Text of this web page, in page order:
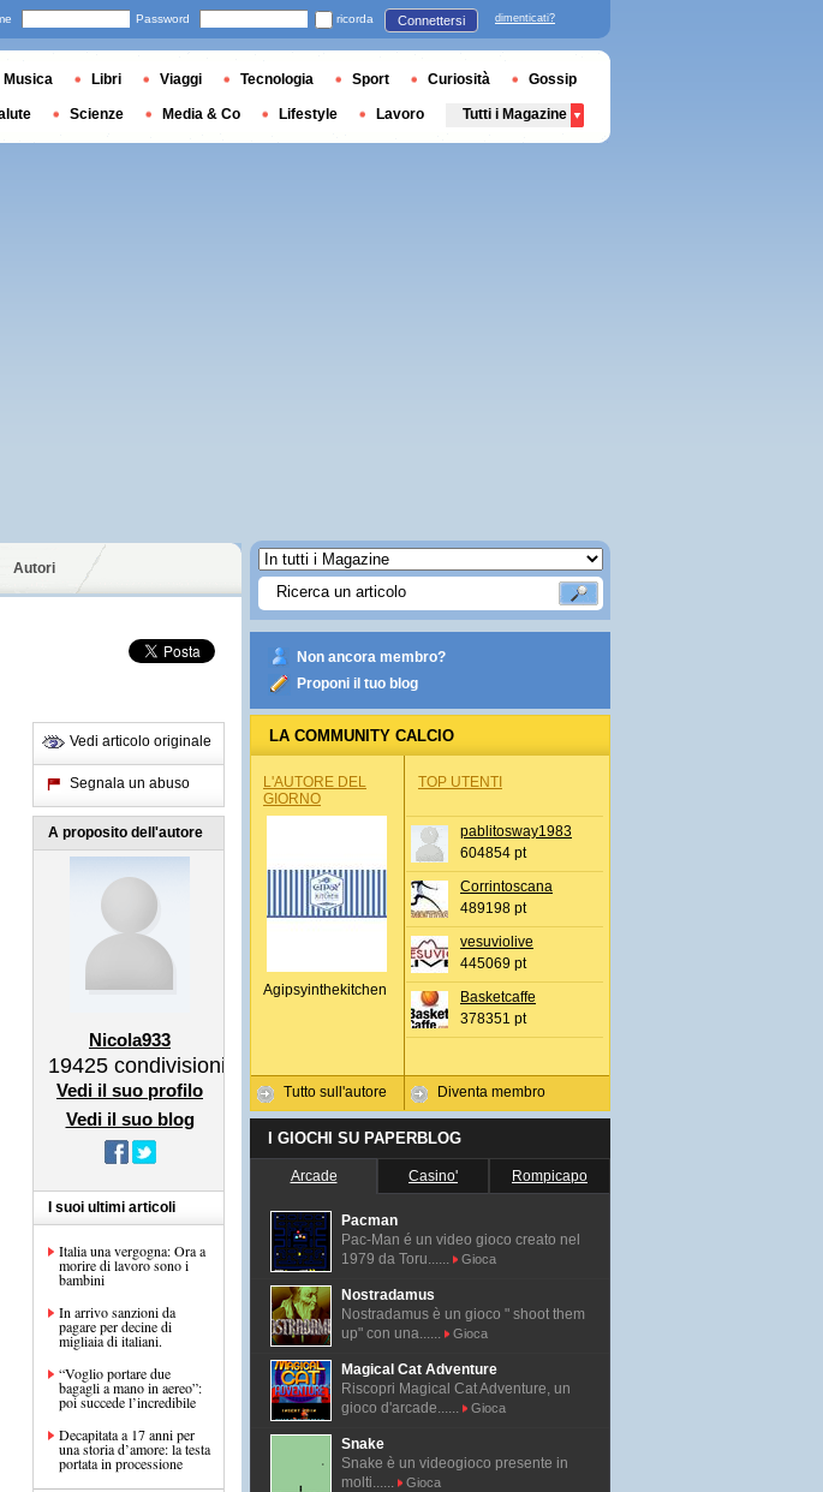
Autori
Vedi articolo originale
Segnala un abuso
A proposito dell'autore
Nicola933
19425 condivisioni
Vedi il suo profilo
Vedi il suo blog
I suoi ultimi articoli
Italia una vergogna: Ora a
morire di lavoro sono i
bambini
In arrivo sanzioni da
pagare per decine di
migliaia di italiani.
“Voglio portare due
bagagli a mano in aereo”:
poi succede l’incredibile
Decapitata a 17 anni per
una storia d’amore: la testa
portata in processione
Non ancora membro?
Proponi il tuo blog
LA COMMUNITY CALCIO
L'AUTORE DEL
GIORNO
Agipsyinthekitchen
Tutto sull'autore
TOP UTENTI
pablitosway1983
604854 pt
Corrintoscana
489198 pt
vesuviolive
445069 pt
Basketcaffe
378351 pt
Diventa membro
I GIOCHI SU PAPERBLOG
Arcade Casino' Rompicapo
Pacman
Pac-Man é un video gioco creato nel
1979 da Toru......
Gioca
Nostradamus
Nostradamus è un gioco " shoot them
up" con una......
Gioca
Magical Cat Adventure
Riscopri Magical Cat Adventure, un
gioco d'arcade......
Gioca
Snake
Snake è un videogioco presente in
molti......
Gioca
Password ricorda Connettersi dimenticati?
Musica Libri Viaggi Tecnologia Sport Curiosità Gossip
Scienze Media & Co Lifestyle Lavoro Tutti i Magazine